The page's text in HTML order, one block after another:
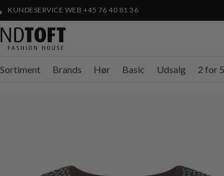
KUNDESERVICE WEB +45 76 40 81 36
Sortiment Brands Hør Basic Udsalg 2 for